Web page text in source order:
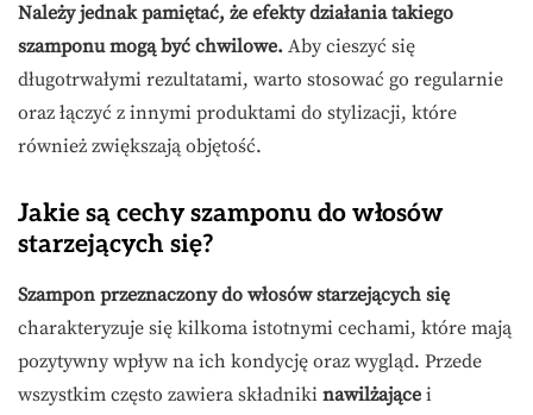
Należy jednak pamiętać, że efekty działania takiego
szamponu mogą być chwilowe. Aby cieszyć się
długotrwałymi rezultatami, warto stosować go regularnie
oraz łączyć z innymi produktami do stylizacji, które
również zwiększają objętość.
Jakie są cechy szamponu do włosów
starzejących się?
Szampon przeznaczony do włosów starzejących się
charakteryzuje się kilkoma istotnymi cechami, które mają
pozytywny wpływ na ich kondycję oraz wygląd. Przede
wszystkim często zawiera składniki nawilżające i